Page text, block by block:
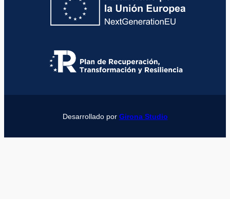
Desarrollado por Girona Studio